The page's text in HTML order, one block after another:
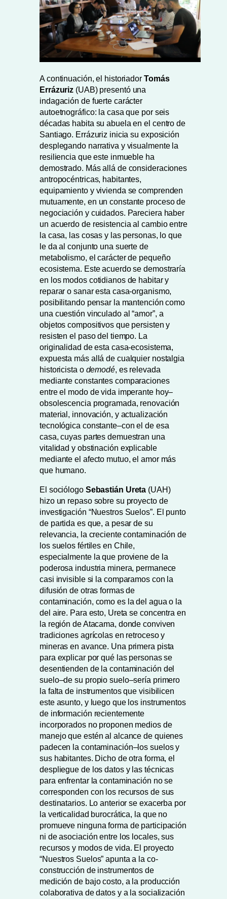
A continuación, el historiador Tomás
Errázuriz (UAB) presentó una
indagación de fuerte carácter
autoetnográfico: la casa que por seis
décadas habita su abuela en el centro de
Santiago. Errázuriz inicia su exposición
desplegando narrativa y visualmente la
resiliencia que este inmueble ha
demostrado. Más allá de consideraciones
antropocéntricas, habitantes,
equipamiento y vivienda se comprenden
mutuamente, en un constante proceso de
negociación y cuidados. Pareciera haber
un acuerdo de resistencia al cambio entre
la casa, las cosas y las personas, lo que
le da al conjunto una suerte de
metabolismo, el carácter de pequeño
ecosistema. Este acuerdo se demostraría
en los modos cotidianos de habitar y
reparar o sanar esta casa-organismo,
posibilitando pensar la mantención como
una cuestión vinculado al “amor”, a
objetos compositivos que persisten y
resisten el paso del tiempo. La
originalidad de esta casa-ecosistema,
expuesta más allá de cualquier nostalgia
historicista o demodé, es relevada
mediante constantes comparaciones
entre el modo de vida imperante hoy–
obsolescencia programada, renovación
material, innovación, y actualización
tecnológica constante–con el de esa
casa, cuyas partes demuestran una
vitalidad y obstinación explicable
mediante el afecto mutuo, el amor más
que humano.
El sociólogo Sebastián Ureta (UAH)
hizo un repaso sobre su proyecto de
investigación “Nuestros Suelos”. El punto
de partida es que, a pesar de su
relevancia, la creciente contaminación de
los suelos fértiles en Chile,
especialmente la que proviene de la
poderosa industria minera, permanece
casi invisible si la comparamos con la
difusión de otras formas de
contaminación, como es la del agua o la
del aire. Para esto, Ureta se concentra en
la región de Atacama, donde conviven
tradiciones agrícolas en retroceso y
mineras en avance. Una primera pista
para explicar por qué las personas se
desentienden de la contaminación del
suelo–de su propio suelo–sería primero
la falta de instrumentos que visibilicen
este asunto, y luego que los instrumentos
de información recientemente
incorporados no proponen medios de
manejo que estén al alcance de quienes
padecen la contaminación–los suelos y
sus habitantes. Dicho de otra forma, el
despliegue de los datos y las técnicas
para enfrentar la contaminación no se
corresponden con los recursos de sus
destinatarios. Lo anterior se exacerba por
la verticalidad burocrática, la que no
promueve ninguna forma de participación
ni de asociación entre los locales, sus
recursos y modos de vida. El proyecto
“Nuestros Suelos” apunta a la co-
construcción de instrumentos de
medición de bajo costo, a la producción
colaborativa de datos y a la socialización